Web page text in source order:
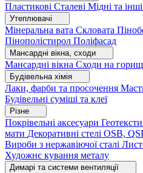
Пластикові Сталеві Мідні та інші
Утеплювачі
Мінеральна вата Скловата
Пінополістирол Поліфасад
Мансардні вікна, сходи
Мансардні вікна Сходи на
Будівельна хімія
Лаки, фарби та просочення
Будівельні суміші та клеї
Різне
Покрівельні аксесуари
мати Декоративні стелі OSB,
Вироби з нержавіючої сталі
Художнє кування металу
Димарі та системи вентиляції